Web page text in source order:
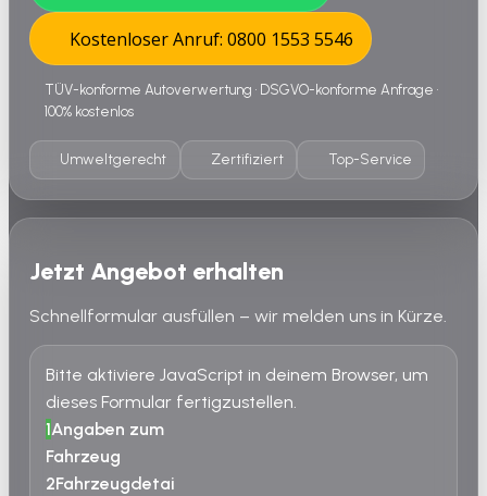
Kostenloser Anruf: 0800 1553 5546
TÜV-konforme Autoverwertung • DSGVO-konforme Anfrage •
100% kostenlos
Umweltgerecht Zertifiziert Top-Service
Jetzt Angebot erhalten
Schnellformular ausfüllen – wir melden uns in Kürze.
Bitte aktiviere JavaScript in deinem Browser, um
dieses Formular fertigzustellen.
1Angaben zum
Fahrzeug
2Fahrzeugdetai